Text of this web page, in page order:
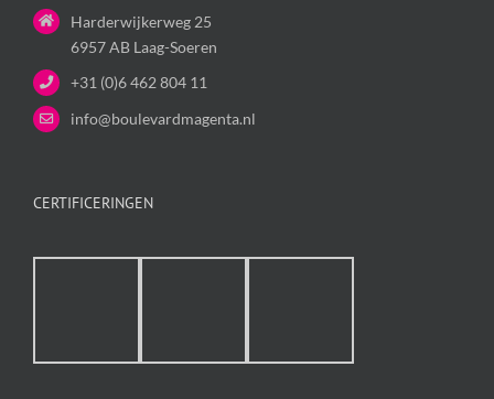
Harderwijkerweg 25
6957 AB Laag-Soeren
+31 (0)6 462 804 11
info@boulevardmagenta.nl
CERTIFICERINGEN